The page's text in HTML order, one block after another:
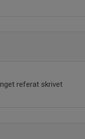
referat skrivet